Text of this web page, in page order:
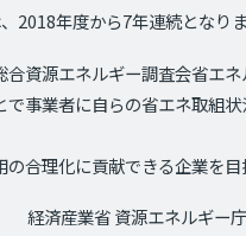
2018年度から7年連続となりま
資源エネルギー調査会省エ
事業者に自らの省エネ取組
合理化に貢献できる企業を目
経済産業省 資源エネルギー